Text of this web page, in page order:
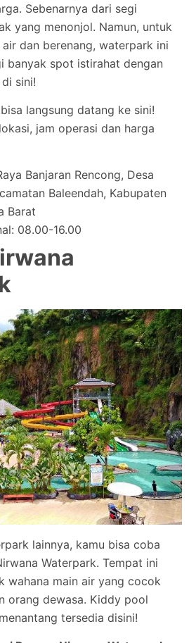
Sebenarnya dari segi
yang menonjol. Namun, untuk
dan berenang, waterpark ini
banyak spot istirahat dengan
sini!
langsung datang ke sini!
jam operasi dan harga
Banjaran Rencong, Desa
Baleendah, Kabupaten
Barat
08.00-16.00
lainnya, kamu bisa coba
Waterpark. Tempat ini
wahana main air yang cocok
orang dewasa. Kiddy pool
tersedia disini!